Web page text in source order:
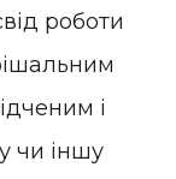
роботи
і
чи іншу